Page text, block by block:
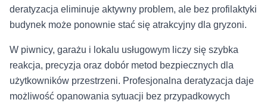
deratyzacja eliminuje aktywny problem, ale bez profilaktyki
budynek może ponownie stać się atrakcyjny dla gryzoni.
W piwnicy, garażu i lokalu usługowym liczy się szybka
reakcja, precyzja oraz dobór metod bezpiecznych dla
użytkowników przestrzeni. Profesjonalna deratyzacja daje
możliwość opanowania sytuacji bez przypadkowych